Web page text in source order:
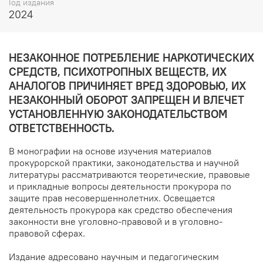
Год издания
2024
НЕЗАКОННОЕ ПОТРЕБЛЕНИЕ НАРКОТИЧЕСКИХ
СРЕДСТВ, ПСИХОТРОПНЫХ ВЕЩЕСТВ, ИХ
АНАЛОГОВ ПРИЧИНЯЕТ ВРЕД ЗДОРОВЬЮ, ИХ
НЕЗАКОННЫЙ ОБОРОТ ЗАПРЕЩЕН И ВЛЕЧЕТ
УСТАНОВЛЕННУЮ ЗАКОНОДАТЕЛЬСТВОМ
ОТВЕТСТВЕННОСТЬ.
В монографии на основе изучения материалов
прокурорской практики, законодательства и научной
литературы рассматриваются теоретические, правовые
и прикладные вопросы деятельности прокурора по
защите прав несовершеннолетних. Освещается
деятельность прокурора как средство обеспечения
законности вне уголовно-правовой и в уголовно-
правовой сферах.
Издание адресовано научным и педагогическим